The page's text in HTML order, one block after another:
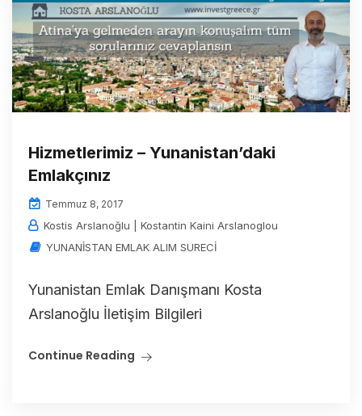
Hizmetlerimiz – Yunanistan’daki
Emlakçınız
Temmuz 8, 2017
Kostis Arslanoğlu | Kostantin Kaini Arslanoglou
YUNANİSTAN EMLAK ALIM SURECİ
Yunanistan Emlak Danışmanı Kosta
Arslanoğlu İletişim Bilgileri
Continue Reading